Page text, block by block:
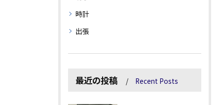
時計
出張
最近の投稿 Recent Posts